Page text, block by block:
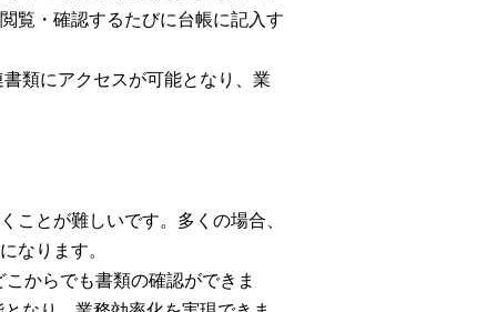
覧・確認するたびに台帳に記入す
類にアクセスが可能となり、業
ことが難しいです。多くの場合、
なります。
からでも書類の確認ができま